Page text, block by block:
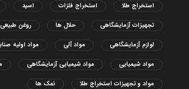
استخراج طلا استخراج فلزات اسید
تجهیزات آزمایشگاهی حلال ها روغن طبیعی
لوازم آزمایشگاهی مواد آلی مواد اولیه
مواد شیمیایی مواد شیمیایی آزمایشگاهی
مواد و تجهیزات استخراج طلا نمک ها